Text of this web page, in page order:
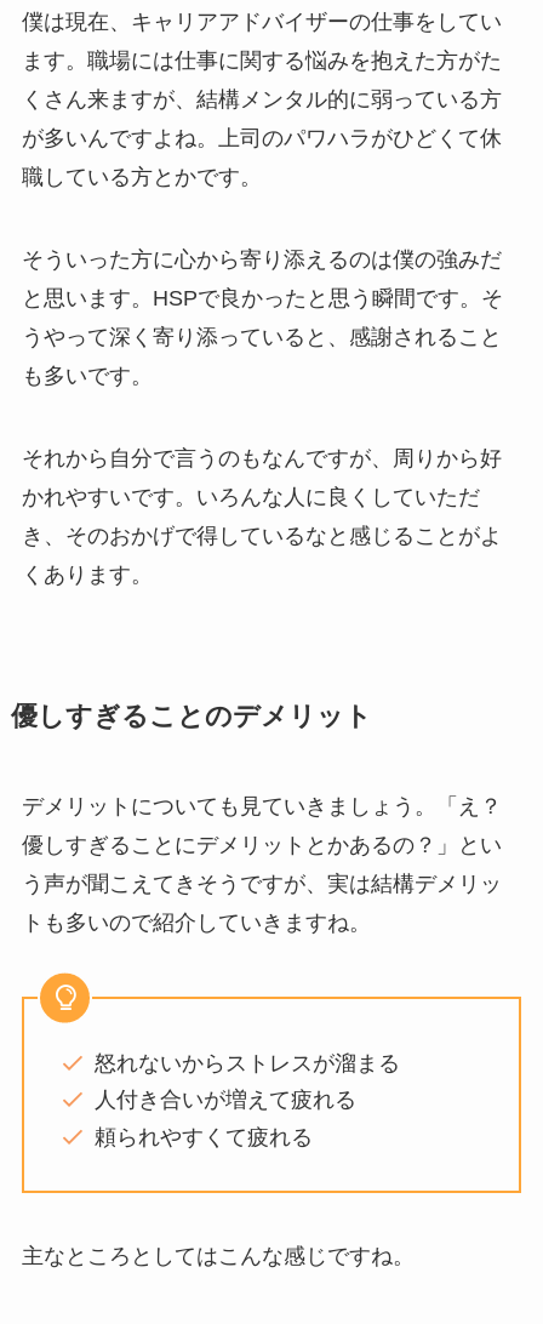
僕は現在、キャリアアドバイザーの仕事をしてい
ます。職場には仕事に関する悩みを抱えた方がた
くさん来ますが、結構メンタル的に弱っている方
が多いんですよね。上司のパワハラがひどくて休
職している方とかです。
そういった方に心から寄り添えるのは僕の強みだ
と思います。HSPで良かったと思う瞬間です。そ
うやって深く寄り添っていると、感謝されること
も多いです。
それから自分で言うのもなんですが、周りから好
かれやすいです。いろんな人に良くしていただ
き、そのおかげで得しているなと感じることがよ
くあります。
優しすぎることのデメリット
デメリットについても見ていきましょう。「え？
優しすぎることにデメリットとかあるの？」とい
う声が聞こえてきそうですが、実は結構デメリッ
トも多いので紹介していきますね。
怒れないからストレスが溜まる
人付き合いが増えて疲れる
頼られやすくて疲れる
主なところとしてはこんな感じですね。